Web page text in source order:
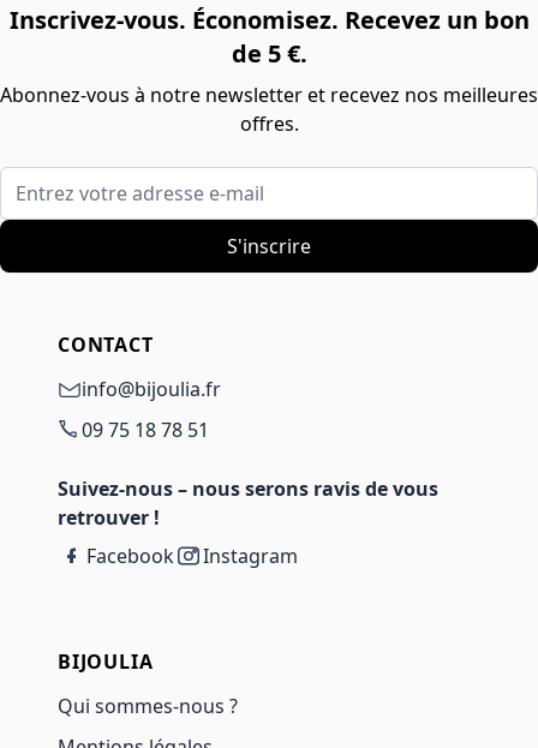
Inscrivez-vous. Économisez. Recevez un bon
de 5 €.
Abonnez-vous à notre newsletter et recevez nos meilleures
offres.
Entrez votre adresse e-mail
S'inscrire
CONTACT
info@bijoulia.fr
09 75 18 78 51
Suivez-nous – nous serons ravis de vous
retrouver !
Facebook
Instagram
BIJOULIA
Qui sommes-nous ?